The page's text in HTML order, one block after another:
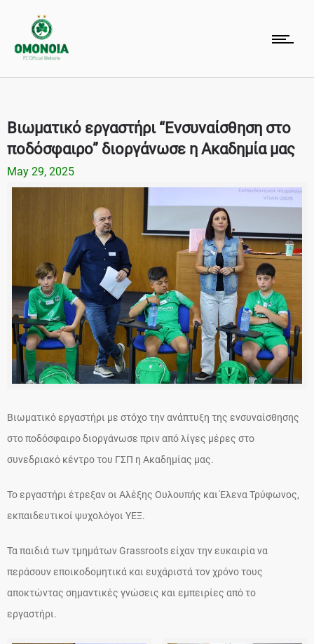
Βιωματικό εργαστήρι “Ενσυναίσθηση στο
ποδόσφαιρο” διοργάνωσε η Ακαδημία μας
May 29, 2025
Βιωματικό εργαστήρι με στόχο την ανάπτυξη της ενσυναίσθησης
στο ποδόσφαιρο διοργάνωσε πριν από λίγες μέρες στο
συνεδριακό κέντρο του ΓΣΠ η Ακαδημίας μας.
Το εργαστήρι έτρεξαν οι Αλέξης Ουλουπής και Έλενα Τρύφωνος,
εκπαιδευτικοί ψυχολόγοι ΥΕΞ.
Τα παιδιά των τμημάτων Grassroots είχαν την ευκαιρία να
περάσουν εποικοδομητικά και ευχάριστά τον χρόνο τους
αποκτώντας σημαντικές γνώσεις και εμπειρίες από το
εργαστήρι.